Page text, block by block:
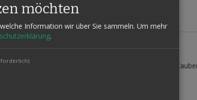
Karte auf magische Weise durch einen kleinen
Vorteile:
möchten
Information wir über Sie sammeln. Um mehr
.